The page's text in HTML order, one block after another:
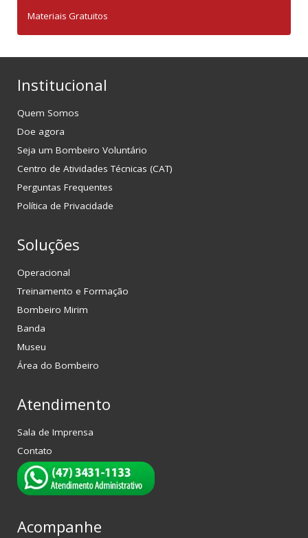
Materiais Gratuitos
Institucional
Quem Somos
Doe agora
Seja um Bombeiro Voluntário
Centro de Atividades Técnicas (CAT)
Perguntas Frequentes
Política de Privacidade
Soluções
Operacional
Treinamento e Formação
Bombeiro Mirim
Banda
Museu
Área do Bombeiro
Atendimento
Sala de Imprensa
Contato
Acompanhe